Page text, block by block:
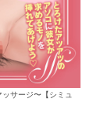
サージ〜【シミュ